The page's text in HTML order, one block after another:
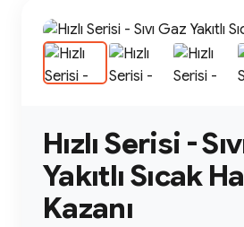
Hızlı Serisi -
Yakıtlı Sıcak
Kazanı